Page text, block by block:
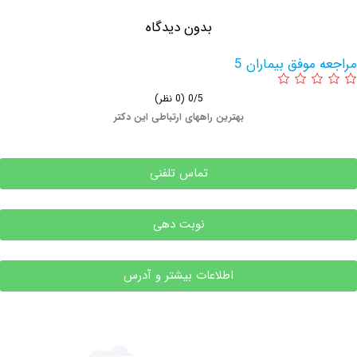
بدون دیدگاه
بیماران 5
بهترین راههای ارتباطی این دکتر
تماس تلفنی
نوبت دهی
اطلاعات بیشتر و آدرس